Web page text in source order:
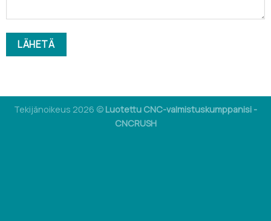
Tekijänoikeus 2026 © Luotettu CNC-valmistuskumppanisi -
CNCRUSH